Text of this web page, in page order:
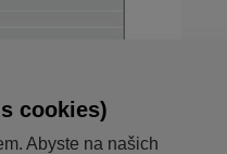
cookies)
Abyste na našich